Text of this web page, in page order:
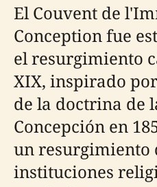
El Couvent de
Conception fue
el resurgimiento
XIX, inspirado
de la doctrina de
Concepción en
un resurgimiento
instituciones